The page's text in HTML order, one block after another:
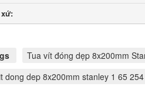
Tua vít đóng dẹp 8x200mm
dong dep 8x200mm stanley 1 65